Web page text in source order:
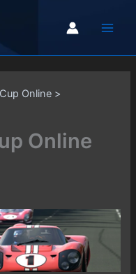
Online
Online